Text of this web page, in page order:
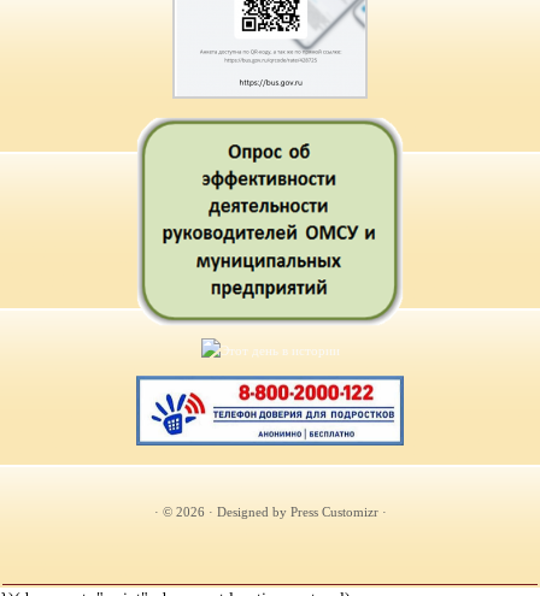
· © 2026 · Designed by Press Customizr·